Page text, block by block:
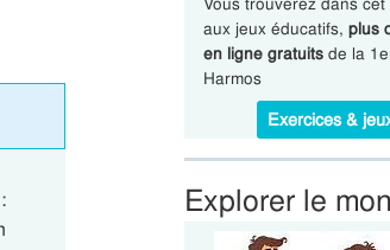
aux jeux éducatifs, plus
en ligne gratuitsde la
Harmos
Exercices &
Explorer le